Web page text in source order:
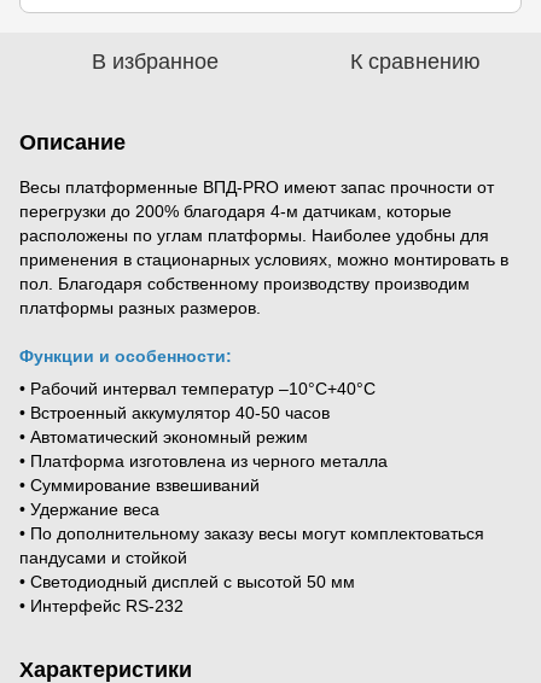
В избранное К сравнению
Описание
Весы платформенные ВПД-PRO имеют запас прочности от
перегрузки до 200% благодаря 4-м датчикам, которые
расположены по углам платформы. Наиболее удобны для
применения в стационарных условиях, можно монтировать в
пол. Благодаря собственному производству производим
платформы разных размеров.
Функции и особенности:
• Рабочий интервал температур –10°C+40°C
• Встроенный аккумулятор 40-50 часов
• Автоматический экономный режим
• Платформа изготовлена ​​из черного металла
• Суммирование взвешиваний
• Удержание веса
• По дополнительному заказу весы могут комплектоваться
пандусами и стойкой
• Светодиодный дисплей с высотой 50 мм
• Интерфейс RS-232
Характеристики